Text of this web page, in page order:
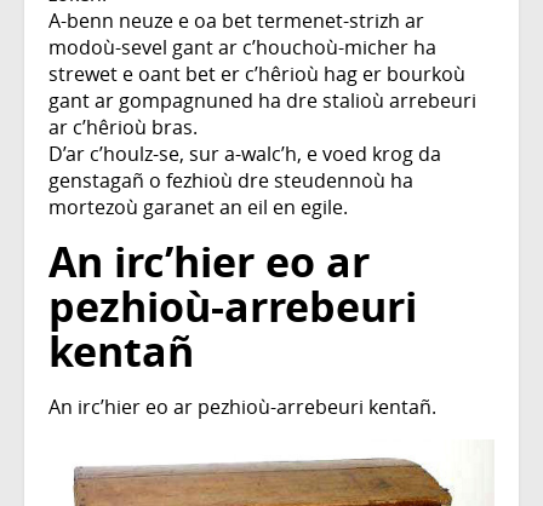
A-benn neuze e oa bet termenet-strizh ar
modoù-sevel gant ar c’houchoù-micher ha
strewet e oant bet er c’hêrioù hag er bourkoù
gant ar gompagnuned ha dre stalioù arrebeuri
ar c’hêrioù bras.
D’ar c’houlz-se, sur a-walc’h, e voed krog da
genstagañ o fezhioù dre steudennoù ha
mortezoù garanet an eil en egile.
An irc’hier eo ar
pezhioù-arrebeuri
kentañ
An irc’hier eo ar pezhioù-arrebeuri kentañ.